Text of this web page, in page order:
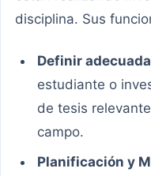
disciplina. Sus
Definir
estudiante o
de tesis
campo.
Planificación y